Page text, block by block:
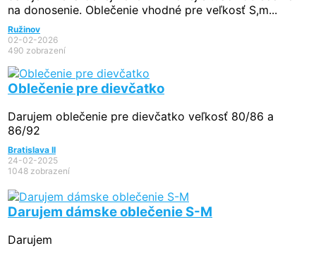
na donosenie. Oblečenie vhodné pre veľkosť S,m...
Ružinov
02-02-2026
490 zobrazení
Oblečenie pre dievčatko
Darujem oblečenie pre dievčatko veľkosť 80/86 a
86/92
Bratislava II
24-02-2025
1048 zobrazení
Darujem dámske oblečenie S-M
Darujem